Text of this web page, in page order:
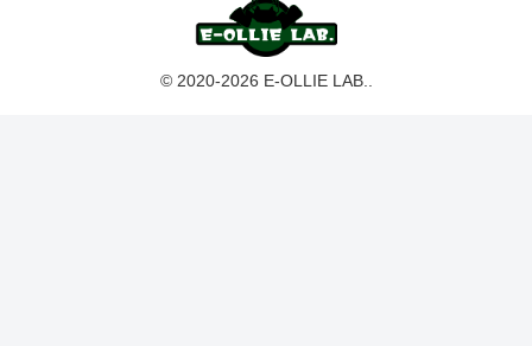
© 2020-2026 E-OLLIE LAB..